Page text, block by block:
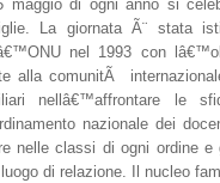
maggio di ogni anno si
La giornata Ã¨ stata
nel 1993 con
alla comunitÃ
nellâ€™affrontare le
nazionale dei
nelle classi di ogni ordine e
di relazione. Il nucleo